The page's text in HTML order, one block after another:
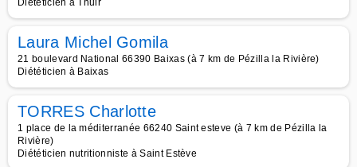
Diététicien à Thuir
Laura Michel Gomila
21 boulevard National 66390 Baixas (à 7 km de Pézilla la Rivière)
Diététicien à Baixas
TORRES Charlotte
1 place de la méditerranée 66240 Saint esteve (à 7 km de Pézilla la
Rivière)
Diététicien nutritionniste à Saint Estève